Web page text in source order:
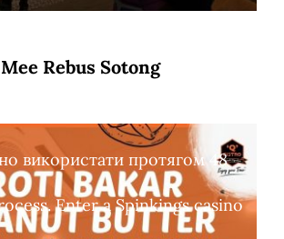
Mee Rebus Sotong
використати протягом 48
Enter a Spinkings casino